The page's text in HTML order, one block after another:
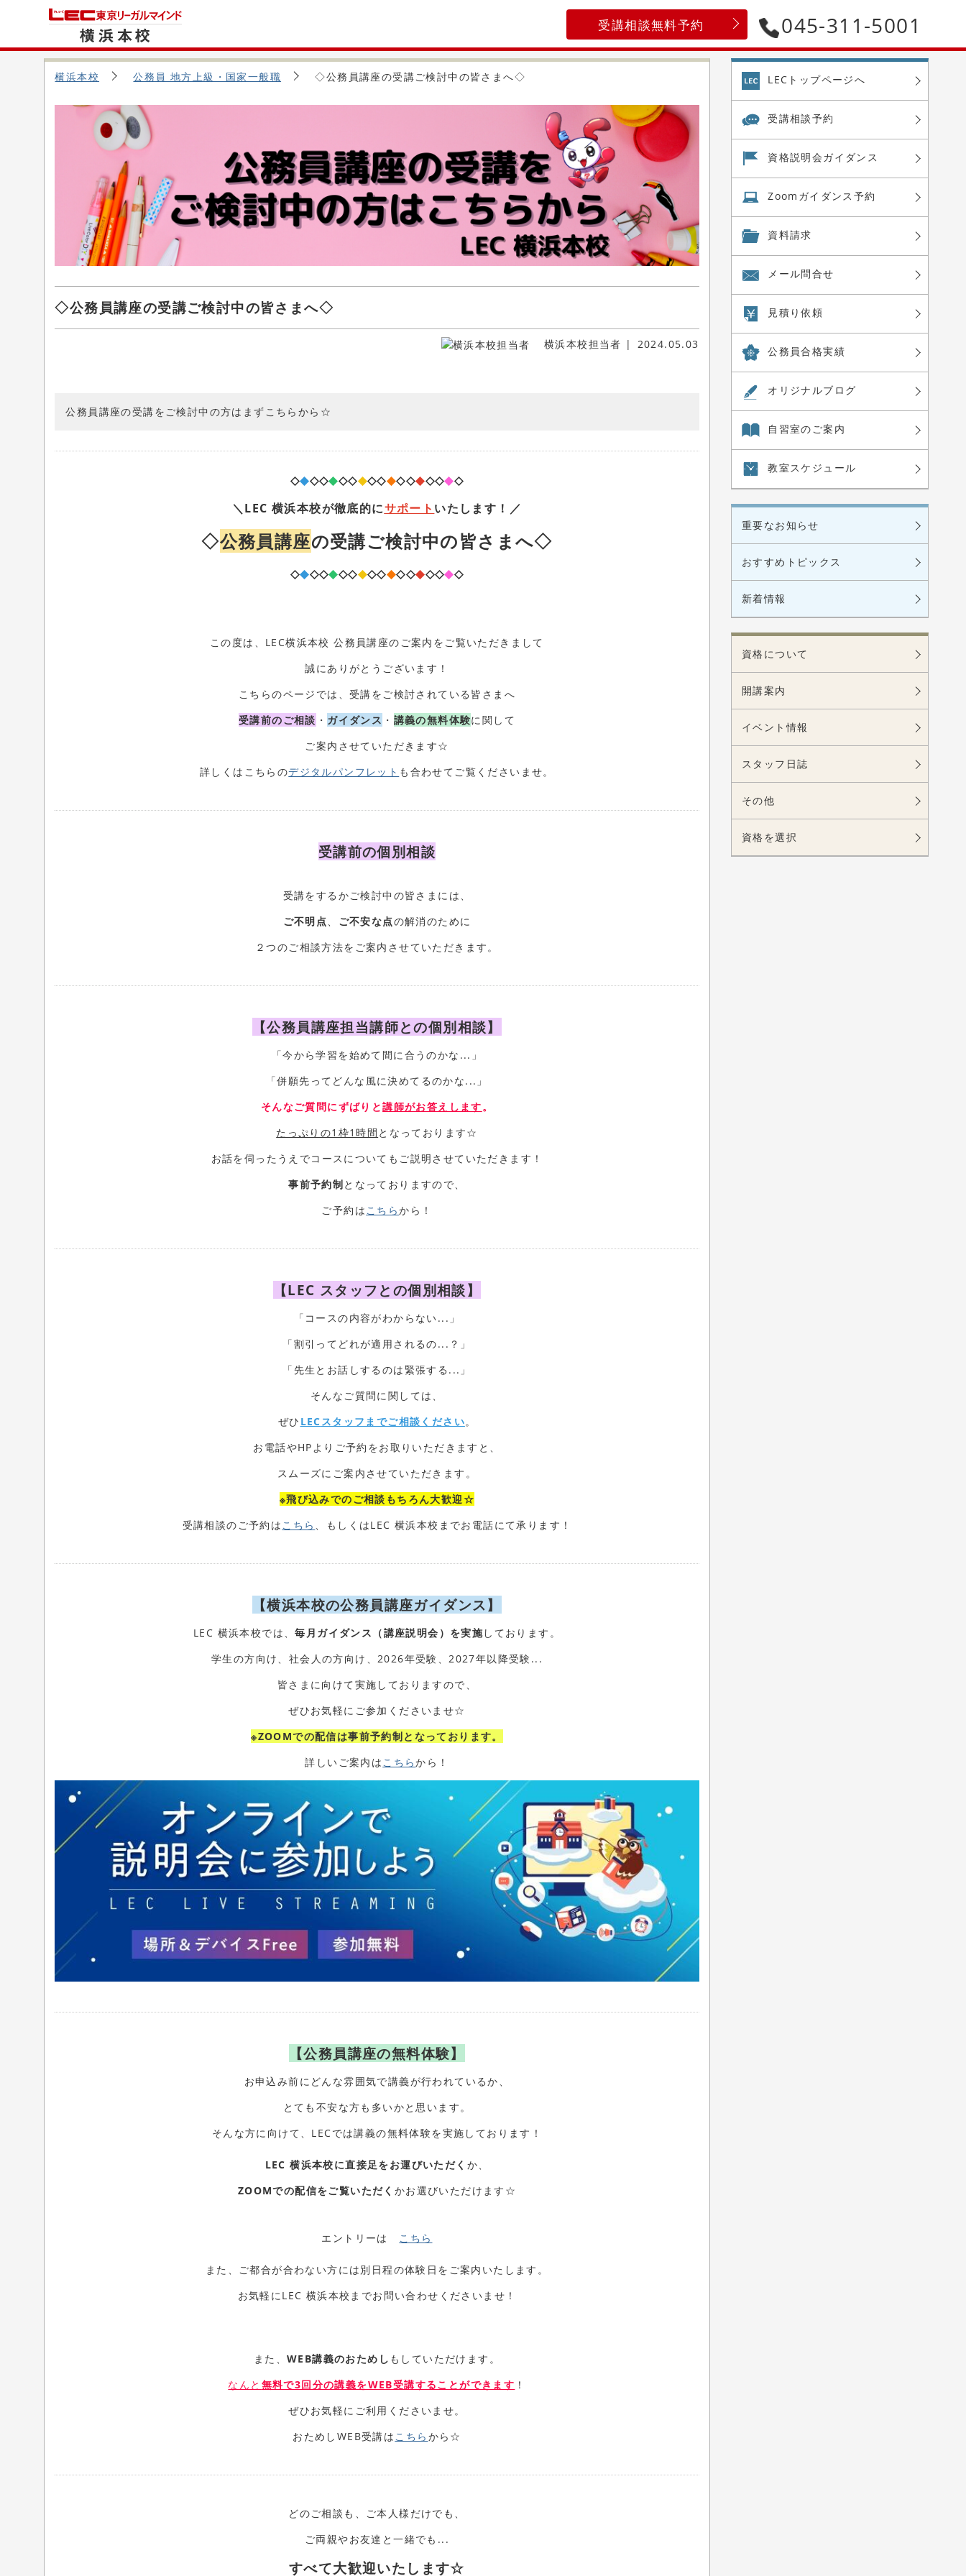
045-311-5001
受講相談無料予約
横浜本校 公務員 地方上級・国家一般職 ◇公務員講座の受講ご検討中の皆さまへ◇
◇公務員講座の受講ご検討中の皆さまへ◇
横浜本校担当者 2024.05.03
公務員講座の受講をご検討中の方はまずこちらから☆
◇◆◇◇◆◇◇◆◇◇◆◇◇◆◇◇◆◇
＼LEC 横浜本校が徹底的にサポート いたします！／
◇公務員講座の受講ご検討中の皆さまへ◇
◇◆◇◇◆◇◇◆◇◇◆◇◇◆◇◇◆◇
この度は、LEC横浜本校 公務員講座のご案内をご覧いただきまして
誠にありがとうございます！
こちらのページでは、受講をご検討されている皆さまへ
受講前のご相談 ・ ガイダンス ・ 講義の無料体験に関して
ご案内させていただきます☆
詳しくはこちらのデジタルパンフレット も合わせてご覧くださいませ。
受講前の個別相談
受講をするかご検討中の皆さまには、
ご不明点、 ご不安な点の解消のために
２つのご相談方法をご案内させていただきます。
【公務員講座担当講師との個別相談】
「今から学習を始めて間に合うのかな...」
「併願先ってどんな風に決めてるのかな...」
そんなご質問にずばりと講師がお答えします。
たっぷりの1枠1時間 となっております☆
お話を伺ったうえでコースについてもご説明させていただきます！
事前予約制となっておりますので、
ご予約はこちらから！
【LEC スタッフとの個別相談】
「コースの内容がわからない...」
「割引ってどれが適用されるの...？」
「先生とお話しするのは緊張する...」
そんなご質問に関しては、
ぜひ LECスタッフまでご相談ください。
お電話やHPよりご予約をお取りいただきますと、
スムーズにご案内させていただきます。
※飛び込みでのご相談もちろん大歓迎☆
受講相談のご予約はこちら 、もしくはLEC 横浜本校までお電話にて承ります！
【横浜本校の公務員講座ガイダンス】
LEC 横浜本校では、毎月ガイダンス（講座説明会）を実施しております。
学生の方向け、社会人の方向け、2026年受験、2027年以降受験...
皆さまに向けて実施しておりますので、
ぜひお気軽にご参加くださいませ☆
※ZOOMでの配信は事前予約制となっております。
詳しいご案内はこちらから！
【公務員講座の無料体験】
お申込み前にどんな雰囲気で講義が行われているか、
とても不安な方も多いかと思います。
そんな方に向けて、LECでは講義の無料体験を実施しております！
LEC横浜本校に直接足をお運びいただく か、
ZOOMでの配信をご覧いただく かお選びいただけます☆
エントリーは こちら
また、ご都合が合わない方には別日程の体験日をご案内いたします。
お気軽にLEC 横浜本校までお問い合わせくださいませ！
また、WEB講義のおためし もしていただけます。
なんと 無料で3回分の講義をWEB受講することができます ！
ぜひお気軽にご利用くださいませ。
おためしWEB受講はこちら から☆
どのご相談も、ご本人様だけでも、
ご両親やお友達と一緒でも...
すべて大歓迎いたします☆
LECトップページへ
受講相談予約
資格説明会ガイダンス
Zoom ガイダンス予約
資料請求
メール問合せ
見積り依頼
公務員合格実績
オリジナルブログ
自習室のご案内
教室スケジュール
重要なお知らせ
おすすめトピックス
新着情報
資格について
開講案内
イベント情報
スタッフ日誌
その他
資格を選択